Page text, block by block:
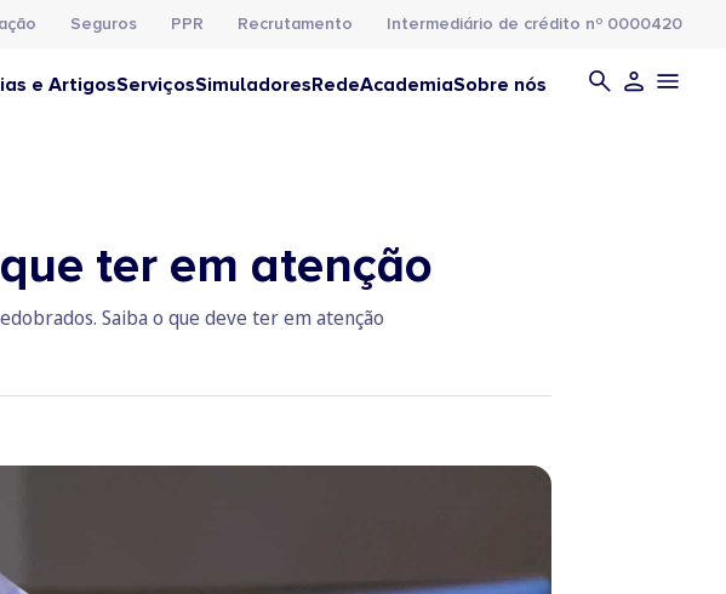
Seguros PPR Recrutamento Intermediário de crédito nº 0000420
e ArtigosServiçosSimuladoresRedeAcademiaSobre nós
ter em atenção
Saiba o que deve ter em atenção